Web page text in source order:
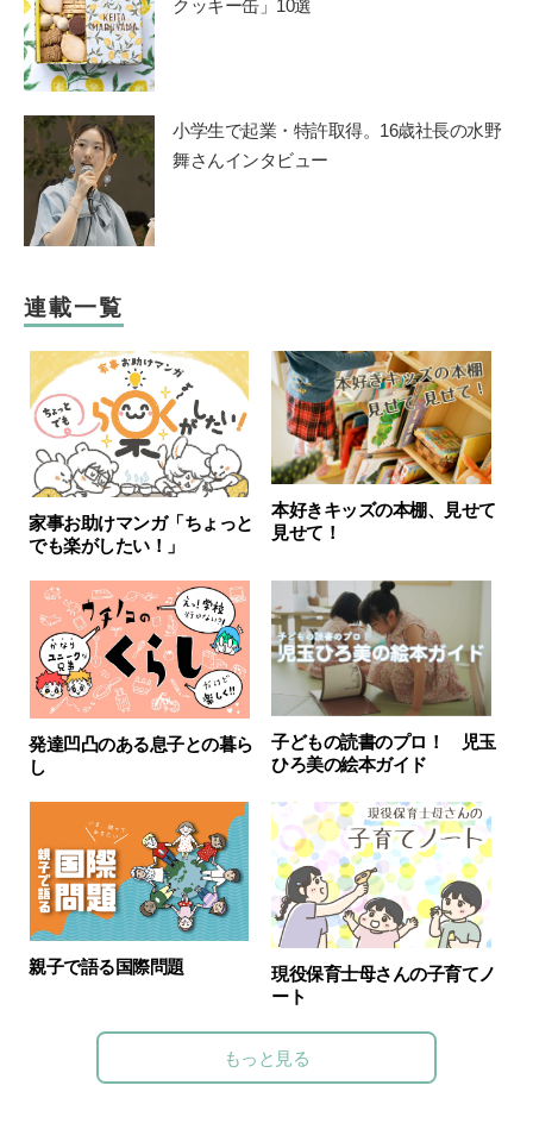
クッキー缶」10選
小学生で起業・特許取得。16歳社長の水野
舞さんインタビュー
連載一覧
家事お助けマンガ「ちょっと
でも楽がしたい！」
本好きキッズの本棚、見せて
見せて！
発達凹凸のある息子との暮ら
し
子どもの読書のプロ！ 児玉
ひろ美の絵本ガイド
親子で語る国際問題
現役保育士母さんの子育てノ
ート
もっと見る